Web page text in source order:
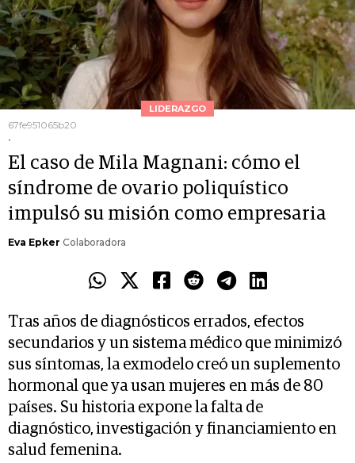
LIDERAZGO
67fe951065b20
.
El caso de Mila Magnani: cómo el
síndrome de ovario poliquístico
impulsó su misión como empresaria
Eva Epker Colaboradora
Tras años de diagnósticos errados, efectos
secundarios y un sistema médico que minimizó
sus síntomas, la exmodelo creó un suplemento
hormonal que ya usan mujeres en más de 80
países. Su historia expone la falta de
diagnóstico, investigación y financiamiento en
salud femenina.